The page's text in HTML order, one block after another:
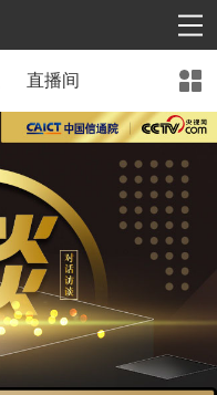
直播间